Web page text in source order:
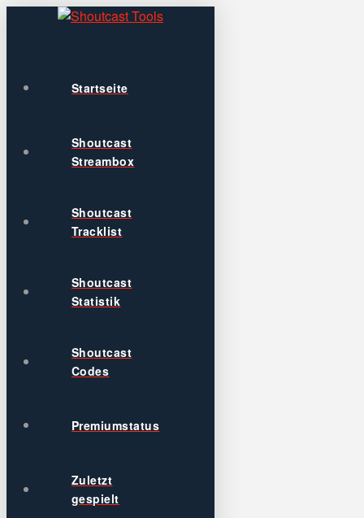
Startseite
Shoutcast
Streambox
Shoutcast
Tracklist
Shoutcast
Statistik
Shoutcast
Codes
Premiumstatus
Zuletzt
gespielt